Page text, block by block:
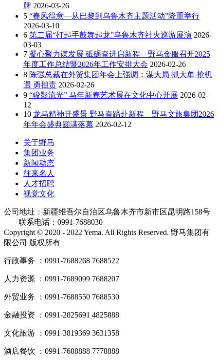
牌 2026-03-26
5 “春风得意—从巴黎到乌鲁木齐主题活动”隆重举行
2026-03-10
6 第二届“打起手鼓舞起龙”乌鲁木齐社火巡游展演 2026-
03-03
7 凝心聚力谋发展 砥砺奋进启新程—野马金服召开2025
年度工作总结暨2026年工作安排大会 2026-02-26
8 陈强总裁在外贸集团年会上强调：谋大局 抓大单 抢机
遇 勇担责 2026-02-26
9 “骏影流光” 马年新春艺术展在文化中心开展 2026-02-
12
10 龙马精神开盛景 野马奋蹄赴新程—野马文旅集团2026
年年会盛典圆满落幕 2026-02-12
关于野马
集团业务
新闻动态
往来名人
人才招聘
视觉文化
公司地址：新疆维吾尔自治区乌鲁木齐市新市区昆明路158号
联系电话：0991-7688030
Copyright © 2020 - 2022 Yema. All Rights Reserved. 野马集团有
限公司 版权所有
行政事务 ：0991-7688268 7688522
人力资源 ：0991-7689099 7688207
外贸业务 ：0991-7688550 7688530
金融投资 ：0991-2825691 4825888
文化旅游 ：0991-3819369 3631358
酒店餐饮 ：0991-7688888 7778888